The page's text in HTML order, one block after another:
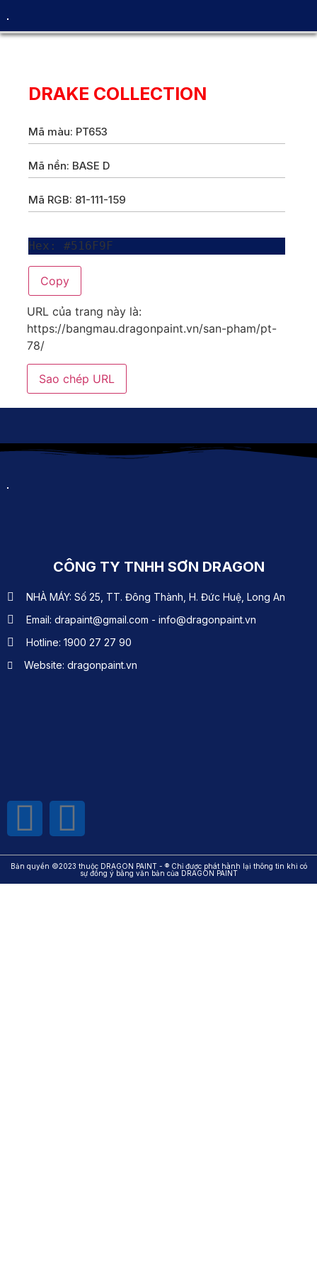
DRAKE COLLECTION
Mã màu: PT653
Mã nền: BASE D
Mã RGB: 81-111-159
Hex: #516F9F
Copy
URL của trang này là:
https://bangmau.dragonpaint.vn/san-pham/pt-
78/
Sao chép URL
CÔNG TY TNHH SƠN DRAGON
NHÀ MÁY: Số 25, TT. Đông Thành, H. Đức Huệ, Long An
Email: drapaint@gmail.com - info@dragonpaint.vn
Hotline: 1900 27 27 90
Website: dragonpaint.vn
Bản quyền ©2023 thuộc DRAGON PAINT - ® Chỉ được phát hành lại thông tin khi có
sự đồng ý bằng văn bản của DRAGON PAINT